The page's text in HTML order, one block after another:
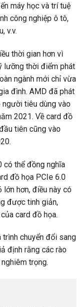
máy học và trí tuệ
công nghiệp ô tô,
v.v.
thời gian hơn vì
lưỡng thời điểm phát
ngành mới chỉ vừa
đình. AMD đã phát
người tiêu dùng vào
2021. Về card đồ
tiên cũng vào
có thể đồng nghĩa
đồ họa PCIe 6.0
lớn hơn, điều này có
được tinh giản,
card đồ họa.
trình chuyển đổi sang
định rằng các rào
trọng.